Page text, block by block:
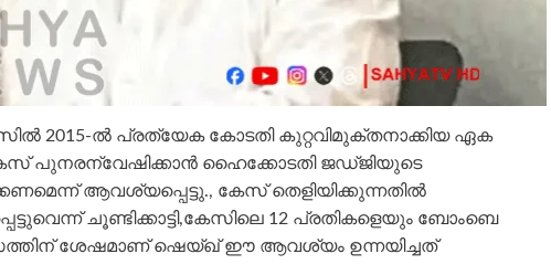
2015-ൽ പ്രത്യേക കോടതി കുറ്റവിമുക്തനാക്കിയ ഏക
പുനരന്വേഷിക്കാൻ ഹൈക്കോടതി ജഡ്ജിയുടെ
ആവശ്യപ്പെട്ടു., കേസ് തെളിയിക്കുന്നതിൽ
ചൂണ്ടിക്കാട്ടി,കേസിലെ 12 പ്രതികളെയും ബോംബെ
ശേഷമാണ് ഷെയ്ഖ് ഈ ആവശ്യം ഉന്നയിച്ചത്